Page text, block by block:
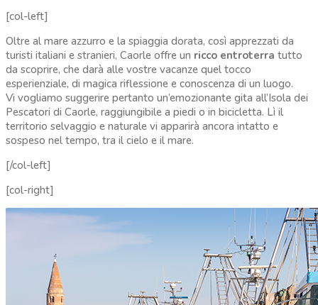
[col-left]
Oltre al mare azzurro e la spiaggia dorata, così apprezzati da
turisti italiani e stranieri, Caorle offre un ricco entroterra tutto
da scoprire, che darà alle vostre vacanze quel tocco
esperienziale, di magica riflessione e conoscenza di un luogo.
Vi vogliamo suggerire pertanto un’emozionante gita all’Isola dei
Pescatori di Caorle, raggiungibile a piedi o in bicicletta. Lì il
territorio selvaggio e naturale vi apparirà ancora intatto e
sospeso nel tempo, tra il cielo e il mare.
[/col-left]
[col-right]